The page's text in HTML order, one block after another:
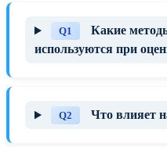
Q1
Какие
используются при
Q2 Что влияет